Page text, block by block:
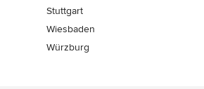
Stuttgart
Wiesbaden
Würzburg